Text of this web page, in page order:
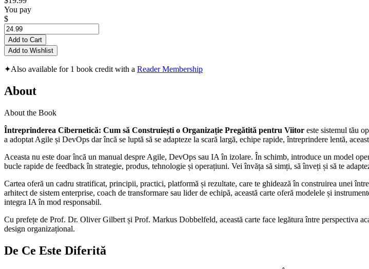
You pay
$
Add to Cart
Add to Wishlist
✦Also available for 1 book credit with a Reader Membership
About
About the Book
Întreprinderea Cibernetică: Cum să Construiești o Organizație Pregătită pentru Viitor este sistemul tău
a adoptat Agile și DevOps dar încă se luptă să se adapteze la scară largă, echipe rapide, întreprindere lentă,
Aceasta nu este doar încă un manual despre Agile, DevOps sau IA în izolare. În schimb, introduce un model
bucle rapide de feedback în strategie, produs, tehnologie și operațiuni. Vei învăța să simți, să înveți și să te
Cartea oferă un cadru stratificat, principii, practici, platformă și rezultate, care te ghidează în construirea unei
arhitect de sistem enterprise, coach de transformare sau lider de echipă, această carte oferă modelele și
integra IA în mod responsabil.
Cu prefețe de Prof. Dr. Oliver Gilbert și Prof. Markus Dobbelfeld, această carte face legătura între perspectiva
design organizațional.
De Ce Este Diferită